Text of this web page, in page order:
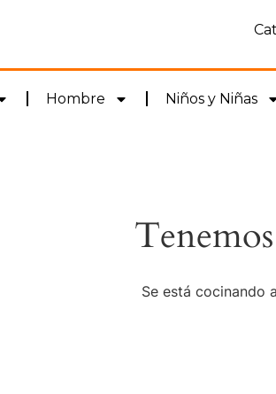
Hombre Niños y Niñas
Se está cocinando